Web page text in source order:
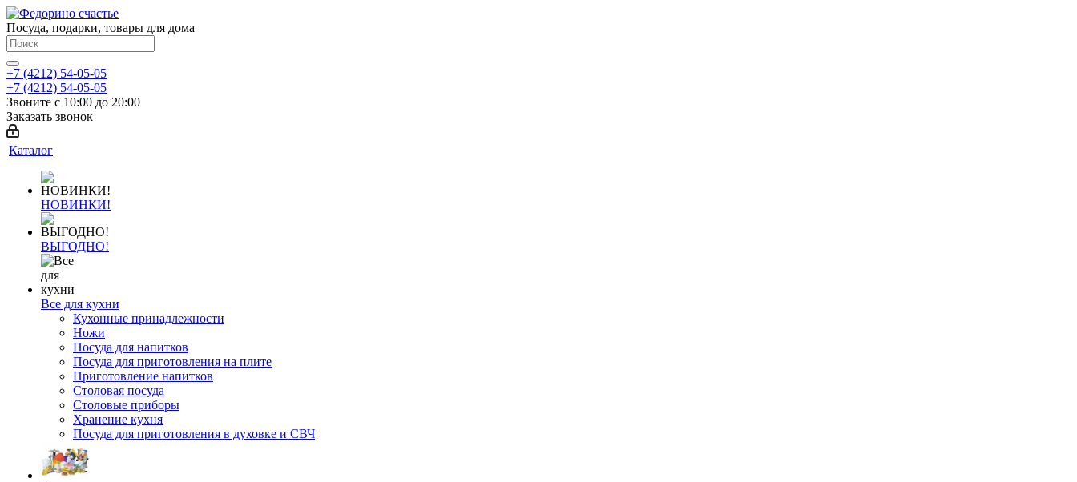
Посуда, подарки, товары для дома
+7 (4212) 54-05-05
+7 (4212) 54-05-05
Звоните с 10:00 до 20:00
Заказать звонок
Каталог
НОВИНКИ!
ВЫГОДНО!
Все для кухни
Кухонные принадлежности
Ножи
Посуда для напитков
Посуда для приготовления на плите
Приготовление напитков
Столовая посуда
Столовые приборы
Хранение кухня
Посуда для приготовления в духовке и СВЧ